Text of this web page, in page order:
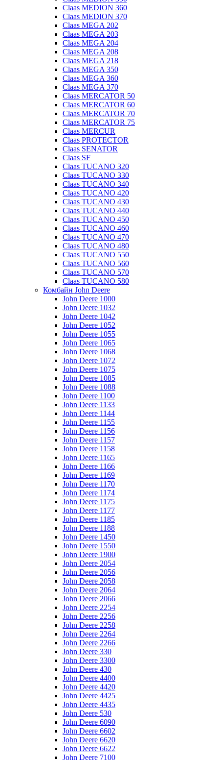
Claas MEDION 360
Claas MEDION 370
Claas MEGA 202
Claas MEGA 203
Claas MEGA 204
Claas MEGA 208
Claas MEGA 218
Claas MEGA 350
Claas MEGA 360
Claas MEGA 370
Claas MERCATOR 50
Claas MERCATOR 60
Claas MERCATOR 70
Claas MERCATOR 75
Claas MERCUR
Claas PROTECTOR
Claas SENATOR
Claas SF
Claas TUCANO 320
Claas TUCANO 330
Claas TUCANO 340
Claas TUCANO 420
Claas TUCANO 430
Claas TUCANO 440
Claas TUCANO 450
Claas TUCANO 460
Claas TUCANO 470
Claas TUCANO 480
Claas TUCANO 550
Claas TUCANO 560
Claas TUCANO 570
Claas TUCANO 580
Комбайн John Deere
John Deere 1000
John Deere 1032
John Deere 1042
John Deere 1052
John Deere 1055
John Deere 1065
John Deere 1068
John Deere 1072
John Deere 1075
John Deere 1085
John Deere 1088
John Deere 1100
John Deere 1133
John Deere 1144
John Deere 1155
John Deere 1156
John Deere 1157
John Deere 1158
John Deere 1165
John Deere 1166
John Deere 1169
John Deere 1170
John Deere 1174
John Deere 1175
John Deere 1177
John Deere 1185
John Deere 1188
John Deere 1450
John Deere 1550
John Deere 1900
John Deere 2054
John Deere 2056
John Deere 2058
John Deere 2064
John Deere 2066
John Deere 2254
John Deere 2256
John Deere 2258
John Deere 2264
John Deere 2266
John Deere 330
John Deere 3300
John Deere 430
John Deere 4400
John Deere 4420
John Deere 4425
John Deere 4435
John Deere 530
John Deere 6090
John Deere 6602
John Deere 6620
John Deere 6622
John Deere 7100